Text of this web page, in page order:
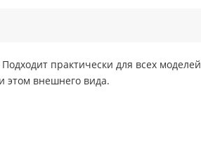
практически для всех моделей
этом внешнего вида.